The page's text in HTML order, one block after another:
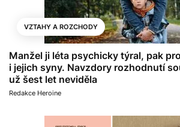
VZTAHY A ROZCHODY
Manžel ji léta psychicky týral, pak
i jejich syny. Navzdory rozhodnutí
už šest let neviděla
Redakce Heroine